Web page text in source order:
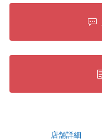
店舗詳細